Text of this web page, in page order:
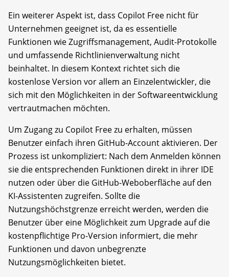
Ein weiterer Aspekt ist, dass Copilot Free nicht für
Unternehmen geeignet ist, da es essentielle
Funktionen wie Zugriffsmanagement, Audit-Protokolle
und umfassende Richtlinienverwaltung nicht
beinhaltet. In diesem Kontext richtet sich die
kostenlose Version vor allem an Einzelentwickler, die
sich mit den Möglichkeiten in der Softwareentwicklung
vertrautmachen möchten.
Um Zugang zu Copilot Free zu erhalten, müssen
Benutzer einfach ihren GitHub-Account aktivieren. Der
Prozess ist unkompliziert: Nach dem Anmelden können
sie die entsprechenden Funktionen direkt in ihrer IDE
nutzen oder über die GitHub-Weboberfläche auf den
KI-Assistenten zugreifen. Sollte die
Nutzungshöchstgrenze erreicht werden, werden die
Benutzer über eine Möglichkeit zum Upgrade auf die
kostenpflichtige Pro-Version informiert, die mehr
Funktionen und davon unbegrenzte
Nutzungsmöglichkeiten bietet.